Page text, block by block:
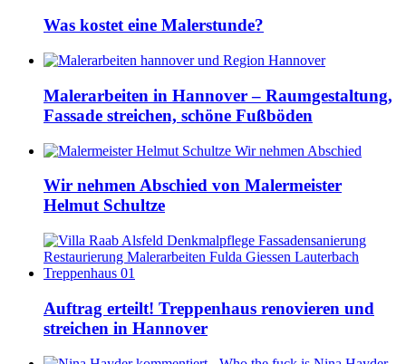
Was kostet eine Malerstunde?
Malerarbeiten in Hannover – Raumgestaltung,
Fassade streichen, schöne Fußböden
Wir nehmen Abschied von Malermeister
Helmut Schultze
Auftrag erteilt! Treppenhaus renovieren und
streichen in Hannover